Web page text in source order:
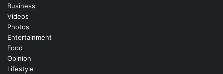
Business
Videos
Photos
Entertainment
Food
Opinion
Lifestyle